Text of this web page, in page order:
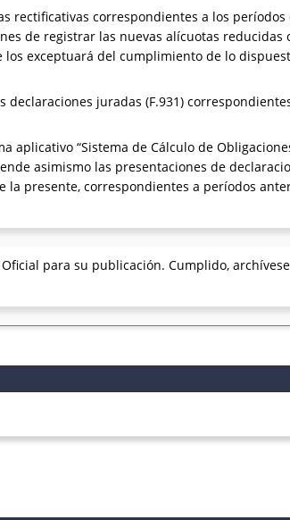
rectificativas correspondientes a los
de registrar las nuevas alícuotas
los exceptuará del cumplimiento de lo
juradas (F.931)
“Sistema de Cálculo de
asimismo las presentaciones de
presente, correspondientes a períodos
para su publicación. Cumplido,